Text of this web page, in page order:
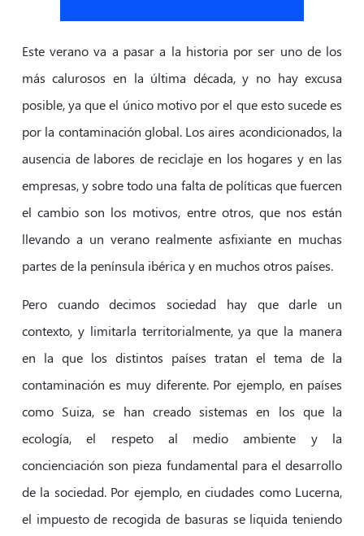
Este verano va a pasar a la historia por ser uno de los
más calurosos en la última década, y no hay excusa
posible, ya que el único motivo por el que esto sucede es
por la contaminación global. Los aires acondicionados, la
ausencia de labores de reciclaje en los hogares y en las
empresas, y sobre todo una falta de políticas que fuercen
el cambio son los motivos, entre otros, que nos están
llevando a un verano realmente asfixiante en muchas
partes de la península ibérica y en muchos otros países.
Pero cuando decimos sociedad hay que darle un
contexto, y limitarla territorialmente, ya que la manera
en la que los distintos países tratan el tema de la
contaminación es muy diferente. Por ejemplo, en países
como Suiza, se han creado sistemas en los que la
ecología, el respeto al medio ambiente y la
concienciación son pieza fundamental para el desarrollo
de la sociedad. Por ejemplo, en ciudades como Lucerna,
el impuesto de recogida de basuras se liquida teniendo